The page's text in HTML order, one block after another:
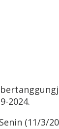
2024.
(11/3/